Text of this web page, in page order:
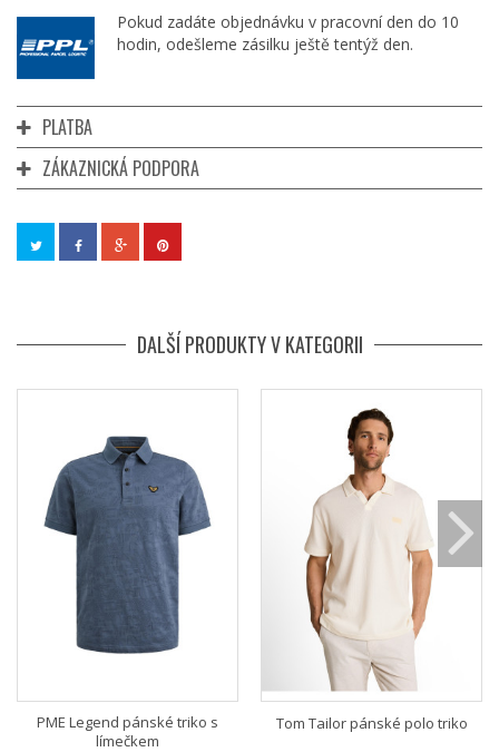
Pokud zadáte objednávku v pracovní den do 10
hodin, odešleme zásilku ještě tentýž den.
PLATBA
ZÁKAZNICKÁ PODPORA
DALŠÍ PRODUKTY V KATEGORII
PME Legend pánské triko s
límečkem
Tom Tailor pánské polo triko